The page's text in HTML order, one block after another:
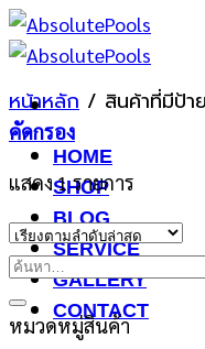
ข้าม
ไป
เนื้อหา
HOME
SHOP
BLOG
SERVICE
GALLERY
CONTACT
หน้าหลัก / สินค้าที่มีป้า
คัดกรอง
แสดง 1 รายการ
ค้นหา:
หมวดหมู่สินค้า